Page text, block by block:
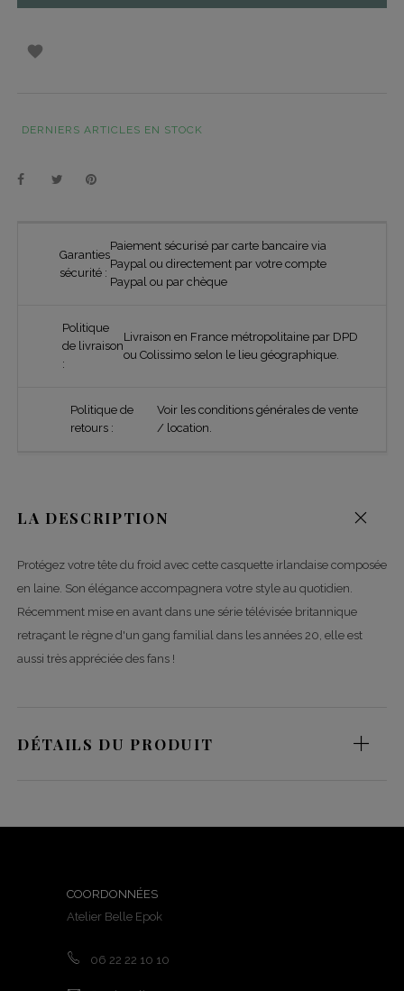

DERNIERS ARTICLES EN STOCK
Garanties
sécurité :
Paiement sécurisé par carte bancaire via
Paypal ou directement par votre compte
Paypal ou par chèque
Politique
de livraison
:
Livraison en France métropolitaine par DPD
ou Colissimo selon le lieu géographique.
Politique de
retours :
Voir les conditions générales de vente
/ location.
LA DESCRIPTION
Protégez votre tête du froid avec cette casquette irlandaise composée
en laine. Son élégance accompagnera votre style au quotidien.
Récemment mise en avant dans une série télévisée britannique
retraçant le règne d'un gang familial dans les années 20, elle est
aussi très appréciée des fans !
DÉTAILS DU PRODUIT
COORDONNÉES
Atelier Belle Epok
06 22 22 10 10